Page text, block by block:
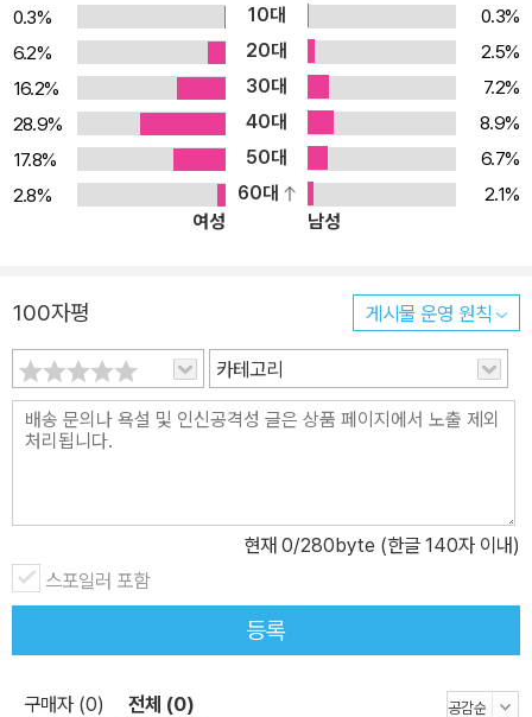
차 대신 버스를 타고 출근을 하기로 결심한 조지. 그는 거기서 ‘조
이’라는 희한한 버스 운전사를 만나게 되고, 그로부터 2주에 걸쳐 자
신의 인생궤도를 뒤바꿔놓을 10가지 룰을 배운다. 조지를 직장과 가
정 모두에서 구출해줄 획기적인 방법은 과연 무엇일까? ‘에너지 뱀파
이어’들이 득시글한 세상에서, 어떻게 나를 지키고, 내가 원하는 삶을
살까? 무기력하고 지리멸렬한 삶에 무언가 청량제가 되어줄 강력한
원천을 찾는가? 나를 둘러싼 수많은 ‘에너지 뱀파이어’들로부터 스스
시키고, 그들이 다시 에너지로 충만해져 나에게 긍정 신호만을 보내
주는 선순환의 삶! ‘에너지 버스’를 타고 그런 신나는 인생을 만드는
원천기술을 배워보면 어떨까? 이 책은 마치 독자 자신이 주인공과 함
께 에너제틱하고 활기 넘치는 버스에 동승한 듯한 놀라운 영감을 준
다. 그리고 ‘에너지’를 키워드로 해서 긍정적이고 파워 넘치는 삶으로
을 되돌아보고 무한한 위안과 격려, 그리고 새로운 힘과 동력을 충전
받게 될 것이다. 지쳐 있는 나, 그리고 당신에게는 ‘에너지 버스’가 필
요하다! 삶을 전혀 다른 각도에서 바라보는, 새로운 시각! 누구나 인생
에서 위기를 맞는다. 그리고 그런 순간에는 어떤 사람이건 조직이건
려나갈 수 있는 강력한 ‘힘’이 필요하다. 이 책은 그 강력한 힘을 만들
0.3% 10대
0.3%
6.2%
20대
2.5%
16.2%
30대
7.2%
28.9%
40대
8.9%
17.8%
50대
6.7%
2.8%
60대
2.1%
여성
남성
100자평 게시물 운영 원칙
카테고리
현재 0/280byte (한글 140자 이내)
스포일러 포함
등록
구매자 (0) 전체 (0)